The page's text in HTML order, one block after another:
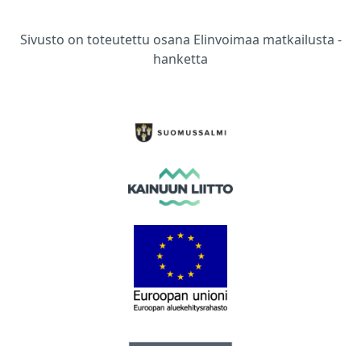
Sivusto on toteutettu osana Elinvoimaa matkailusta -
hanketta